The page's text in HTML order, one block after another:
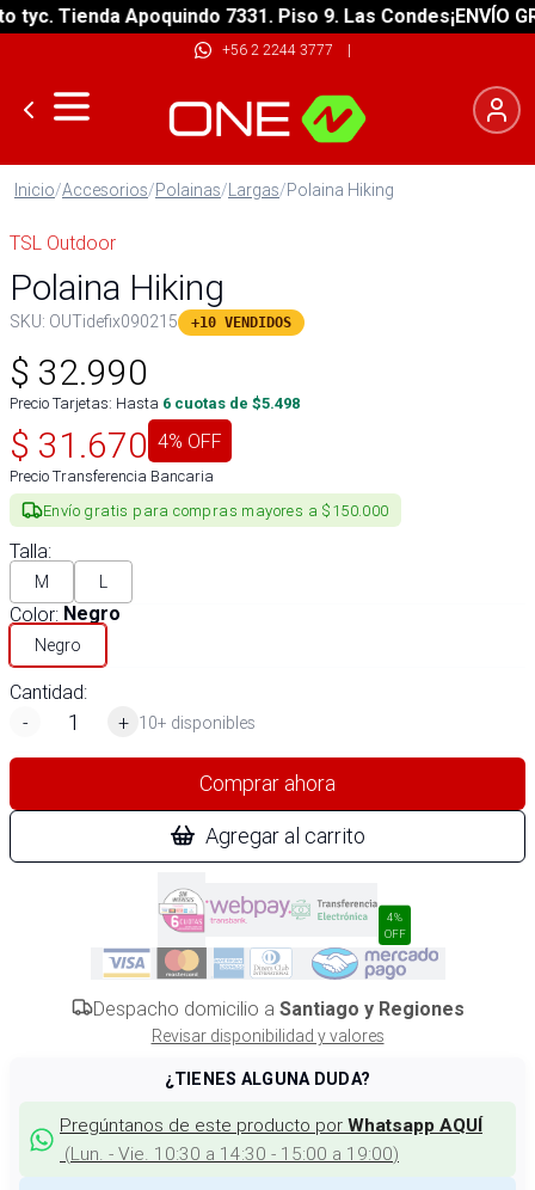
Tienda Apoquindo 7331. Piso 9. Las Condes¡ENVÍO
+56 2 2244 3777 |
Inicio/Accesorios/Polainas/Largas/Polaina Hiking
TSL Outdoor
Polaina Hiking
SKU: OUTidefix090215 +10 VENDIDOS
$ 32.990
Precio Tarjetas: Hasta 6 cuotas de $5.498
$ 31.670 4% OFF
Precio Transferencia Bancaria
Envío gratis para compras mayores a $150.000
Talla:
M L
Color: Negro
Negro
Cantidad:
-
+ 10+ disponibles
Comprar ahora
Agregar al carrito
4%
OFF
Despacho domicilio a Santiago y Regiones
Revisar disponibilidad y valores
¿TIENES ALGUNA DUDA?
Pregúntanos de este producto por Whatsapp AQUÍ
(Lun. - Vie. 10:30 a 14:30 - 15:00 a 19:00)